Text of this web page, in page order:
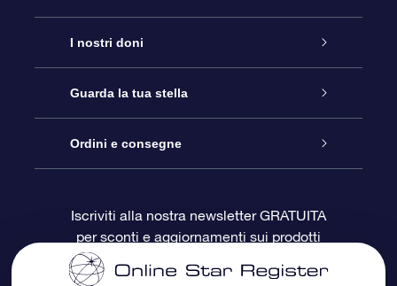
Assistenza
Contattaci
Blog
OSR Recensioni
I nostri doni
Online Star Gift
Pacchetto regalo OSR
Gift Card OSR
Guarda la tua stella
Registro stellare
Star Page personalizzata
Ordini e consegne
Informazioni di Pagamento
Iscriviti alla nostra newsletter GRATUITA
per sconti e aggiornamenti sui prodotti